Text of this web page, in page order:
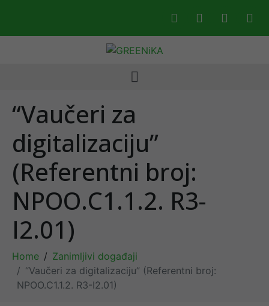
“Vaučeri za
digitalizaciju”
(Referentni broj:
NPOO.C1.1.2. R3-
I2.01)
Home
Zanimljivi događaji
“Vaučeri za digitalizaciju” (Referentni broj:
NPOO.C1.1.2. R3-I2.01)